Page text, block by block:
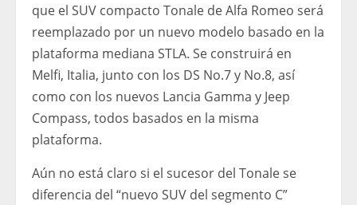
que el SUV compacto Tonale de Alfa Romeo será
reemplazado por un nuevo modelo basado en la
plataforma mediana STLA. Se construirá en
Melfi, Italia, junto con los DS No.7 y No.8, así
como con los nuevos Lancia Gamma y Jeep
Compass, todos basados ​​en la misma
plataforma.
Aún no está claro si el sucesor del Tonale se
diferencia del “nuevo SUV del segmento C”